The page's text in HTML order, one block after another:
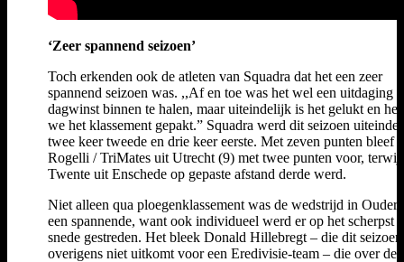
‘Zeer spannend seizoen’
Toch erkenden ook de atleten van Squadra dat het een zeer
spannend seizoen was. ,,Af en toe was het wel een uitdaging
dagwinst binnen te halen, maar uiteindelijk is het gelukt en
we het klassement gepakt.” Squadra werd dit seizoen
twee keer tweede en drie keer eerste. Met zeven punten bleef
Rogelli / TriMates uit Utrecht (9) met twee punten voor,
Twente uit Enschede op gepaste afstand derde werd.
Niet alleen qua ploegenklassement was de wedstrijd in
een spannende, want ook individueel werd er op het scherpst
snede gestreden. Het bleek Donald Hillebregt – die dit seizoen
overigens niet uitkomt voor een Eredivisie-team – die over de